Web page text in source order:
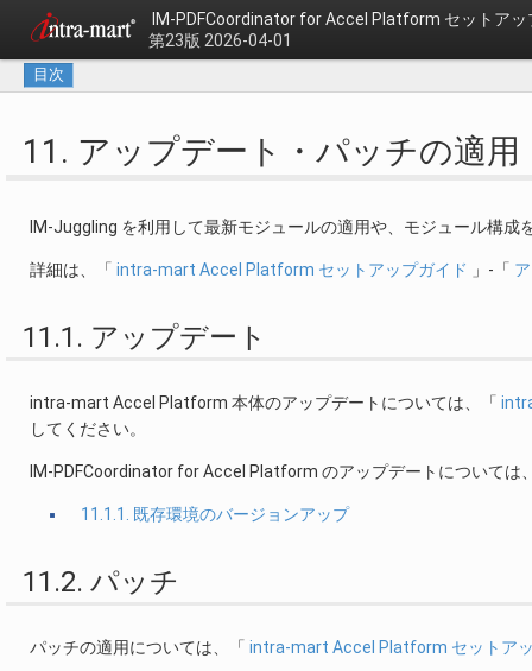
IM-PDFCoordinator for Accel Platform セットアッ
第23版 2026-04-01
目次
11. アップデート・パッチの適
IM-Juggling を利用して最新モジュールの適用や、モジュール構成
詳細は、「 intra-mart Accel Platform セットアップガイド 」-「
11.1. アップデート
intra-mart Accel Platform 本体のアップデートについては、「
してください。
IM-PDFCoordinator for Accel Platform のアップデートについては
11.1.1. 既存環境のバージョンアップ
11.2. パッチ
パッチの適用については、「 intra-mart Accel Platform セットア